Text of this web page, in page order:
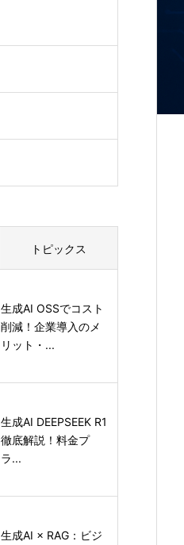
トピックス
生成AI OSSでコスト
削減！企業導入のメ
リット・...
生成AI DEEPSEEK R1
徹底解説！料金プ
ラ...
生成AI × RAG：ビジ